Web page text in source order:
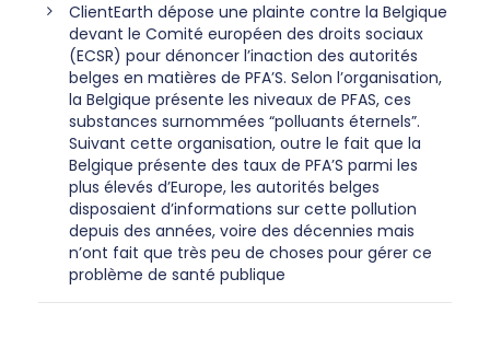
ClientEarth dépose une plainte contre la Belgique
devant le Comité européen des droits sociaux
(ECSR) pour dénoncer l’inaction des autorités
belges en matières de PFA’S. Selon l’organisation,
la Belgique présente les niveaux de PFAS, ces
substances surnommées “polluants éternels”.
Suivant cette organisation, outre le fait que la
Belgique présente des taux de PFA’S parmi les
plus élevés d’Europe, les autorités belges
disposaient d’informations sur cette pollution
depuis des années, voire des décennies mais
n’ont fait que très peu de choses pour gérer ce
problème de santé publique